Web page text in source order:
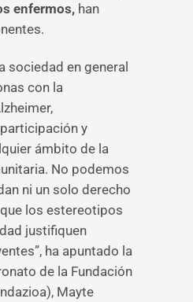
enfermos, han
sociedad en general
con la
y
ámbito de la
No podemos
ni un solo derecho
los estereotipos
justifiquen
ha apuntado la
de la Fundación
Mayte